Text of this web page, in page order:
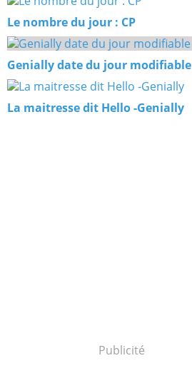
Le nombre du jour : CP
Genially date du jour modifiable
La maitresse dit Hello -Genially
Publicité